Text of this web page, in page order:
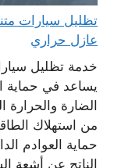
عازل حراري
خدمة تظليل
يساعد في
الضارة والحرارة
من استهلاك
حماية العوادم
الناتج عن أشعة